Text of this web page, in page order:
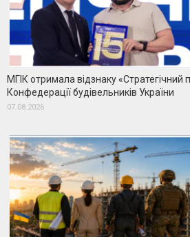
МГІК отримала відзнаку «Стратегічний
Конфедерації будівельників України
07.08.2026